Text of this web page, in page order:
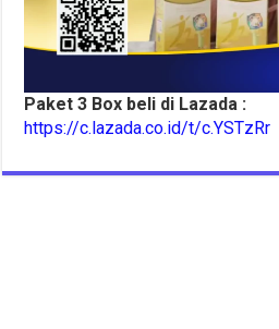
Paket 3 Box beli di Lazada :
https://c.lazada.co.id/t/c.YSTzRr